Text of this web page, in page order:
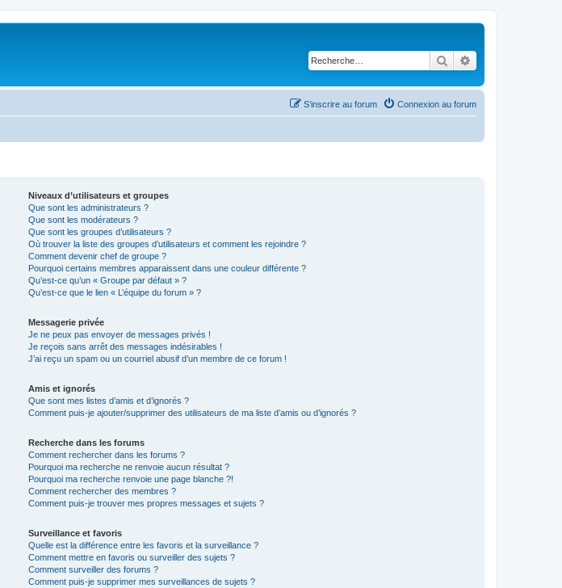
Rechercher
Connexion au forum
S’inscrire au forum
Niveaux d’utilisateurs et groupes
Que sont les administrateurs ?
Que sont les modérateurs ?
Que sont les groupes d’utilisateurs ?
Où trouver la liste des groupes d’utilisateurs et comment les rejoindre ?
Comment devenir chef de groupe ?
Pourquoi certains membres apparaissent dans une couleur différente ?
Qu’est-ce qu’un « Groupe par défaut » ?
Qu’est-ce que le lien « L’équipe du forum » ?
Messagerie privée
Je ne peux pas envoyer de messages privés !
Je reçois sans arrêt des messages indésirables !
J’ai reçu un spam ou un courriel abusif d’un membre de ce forum !
Amis et ignorés
Que sont mes listes d’amis et d’ignorés ?
Comment puis-je ajouter/supprimer des utilisateurs de ma liste d’amis ou d’ignorés ?
Recherche dans les forums
Comment rechercher dans les forums ?
Pourquoi ma recherche ne renvoie aucun résultat ?
Pourquoi ma recherche renvoie une page blanche ?!
Comment rechercher des membres ?
Comment puis-je trouver mes propres messages et sujets ?
Surveillance et favoris
Quelle est la différence entre les favoris et la surveillance ?
Comment mettre en favoris ou surveiller des sujets ?
Comment surveiller des forums ?
Comment puis-je supprimer mes surveillances de sujets ?